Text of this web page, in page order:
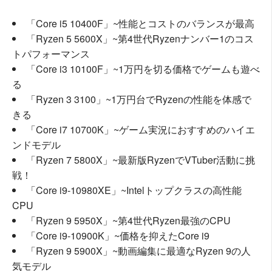
「Core i5 10400F」~性能とコストのバランスが最高
「Ryzen 5 5600X」~第4世代Ryzenナンバー1のコス
トパフォーマンス
「Core i3 10100F」~1万円を切る価格でゲームも遊べ
る
「Ryzen 3 3100」~1万円台でRyzenの性能を体感で
きる
「Core i7 10700K」~ゲーム実況におすすめのハイエ
ンドモデル
「Ryzen 7 5800X」~最新版RyzenでVTuber活動に挑
戦！
「Core i9-10980XE」~Intelトップクラスの高性能
CPU
「Ryzen 9 5950X」~第4世代Ryzen最強のCPU
「Core i9-10900K」~価格を抑えたCore i9
「Ryzen 9 5900X」~動画編集に最適なRyzen 9の人
気モデル